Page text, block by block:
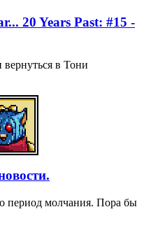
20 Years Past: #15 -
вернуться в Тони
период молчания. Пора бы